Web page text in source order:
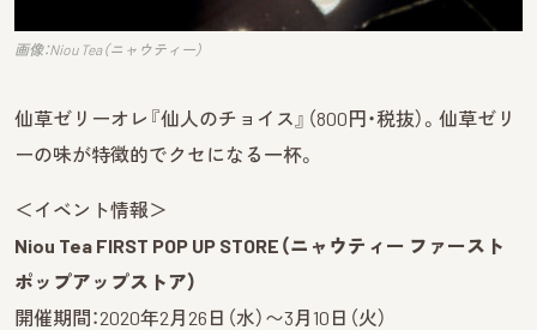
画像：Niou Tea（ニャウティー）
仙草ゼリーオレ『仙人のチョイス』（800円・税抜）。仙草ゼリ
ーの味が特徴的でクセになる一杯。
＜イベント情報＞
Niou Tea FIRST POP UP STORE（ニャウティー ファースト
ポップアップストア）
開催期間：2020年2月26日（水）〜3月10日（火）